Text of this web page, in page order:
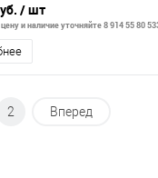
/ шт
и наличие уточняйте 8 914 55 80
2 Вперед